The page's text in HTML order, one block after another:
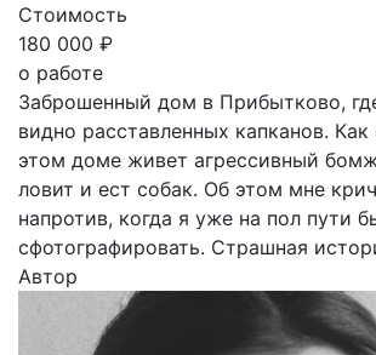
Стоимость
180 000 ₽
о работе
Заброшенный дом в Прибытково,
видно расставленных капканов. Как
этом доме живет агрессивный
ловит и ест собак. Об этом мне
напротив, когда я уже на пол пути
сфотографировать. Страшная
Автор